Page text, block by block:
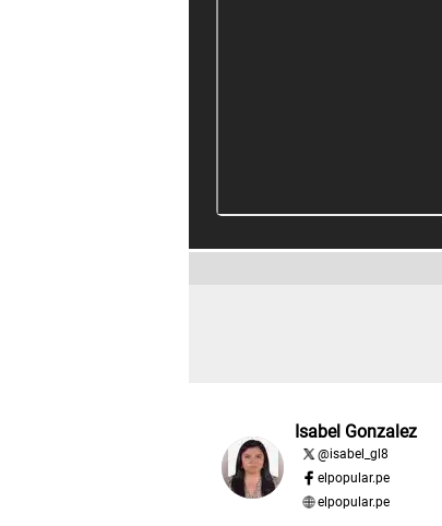
Isabel Gonzalez
@isabel_gl8
elpopular.pe
elpopular.pe